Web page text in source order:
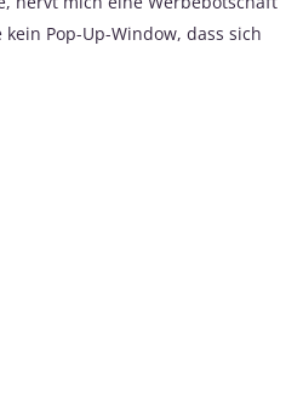
Pop-Up-Window, dass sich